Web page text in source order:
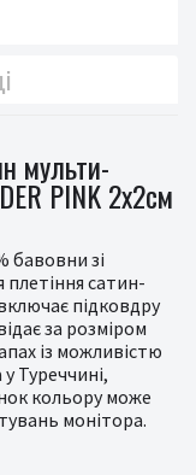
мульти-
PINK 2x2см
бавовни зі
плетіння сатин-
підковдру
за розміром
із можливістю
Туреччині,
кольору може
монітора.